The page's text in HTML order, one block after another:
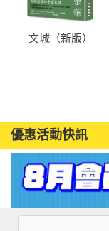
文城（新版）
優惠活動快訊